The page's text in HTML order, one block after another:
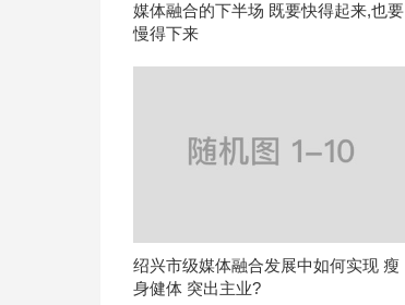
媒体融合的下半场 既要快得起来,也要
慢得下来
绍兴市级媒体融合发展中如何实现 瘦
身健体 突出主业?